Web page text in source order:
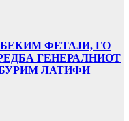
ФЕТАЈИ, ГО
ГЕНЕРАЛНИОТ
ЛАТИФИ